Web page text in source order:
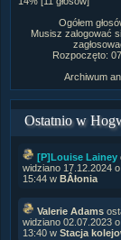
Ogółem
Musisz zalogować
Rozpoczęto:
Archiwum
Ostatnio w
[P]Louise Lainey
widziano 17.12.2024
15:44 w BÂłonia
Valerie Adams
widziano 02.07.2023
13:40 w Stacja